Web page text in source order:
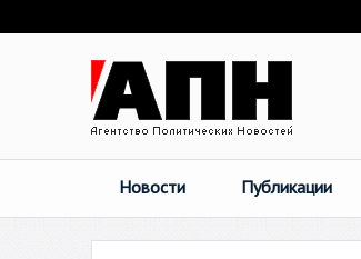
Новости Публикации